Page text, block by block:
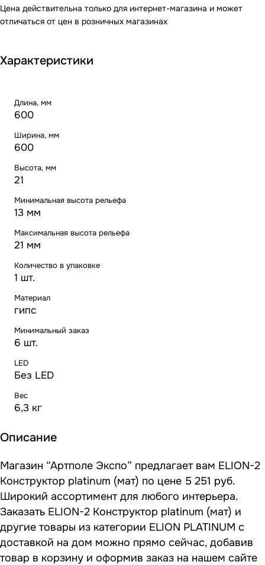
Цена действительна только для интернет-магазина и может
отличаться от цен в розничных магазинах
Характеристики
Длина, мм
600
Ширина, мм
600
Высота, мм
21
Минимальная высота рельефа
13 мм
Максимальная высота рельефа
21 мм
Количество в упаковке
1 шт.
Материал
гипс
Минимальный заказ
6 шт.
LED
Без LED
Вес
6,3 кг
Описание
Магазин “Артполе Экспо” предлагает вам ELION-2
Конструктор platinum (мат) по цене 5 251 руб.
Широкий ассортимент для любого интерьера.
Заказать ELION-2 Конструктор platinum (мат) и
другие товары из категории ELION PLATINUM с
доставкой на дом можно прямо сейчас, добавив
товар в корзину и оформив заказ на нашем сайте